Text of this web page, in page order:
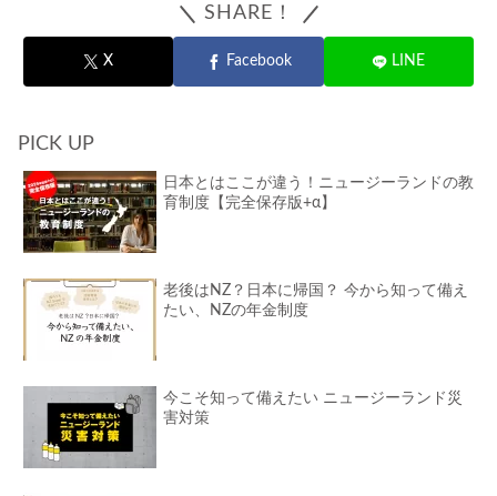
SHARE！
X Facebook LINE
PICK UP
日本とはここが違う！ニュージーランドの教
育制度【完全保存版+α】
老後はNZ？日本に帰国？ 今から知って備え
たい、NZの年金制度
今こそ知って備えたい ニュージーランド災
害対策